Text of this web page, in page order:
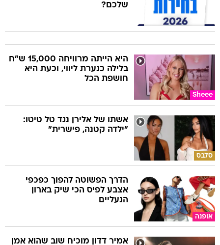
שלכם?
Sheee
היא הייתה מרוויחה 15,000 ש"ח
בלילה כנערת ליווי, וכעת היא
חושפת הכל
סלבס
אשתו של אלירן נגד טל טיטו:
"ילדה קטנה, פישרית"
אופנה
הדרך הפשוטה להפוך כפכפי
אצבע לפיס הכי שיק בארון
הנעליים
אמיר דדון מוכיח שוב שהוא אמן